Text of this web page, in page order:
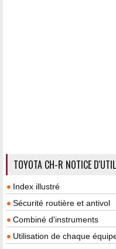
TOYOTA CH-R NOTICE
Index illustré
Sécurité routière et antivol
Combiné d'instruments
Utilisation de chaque